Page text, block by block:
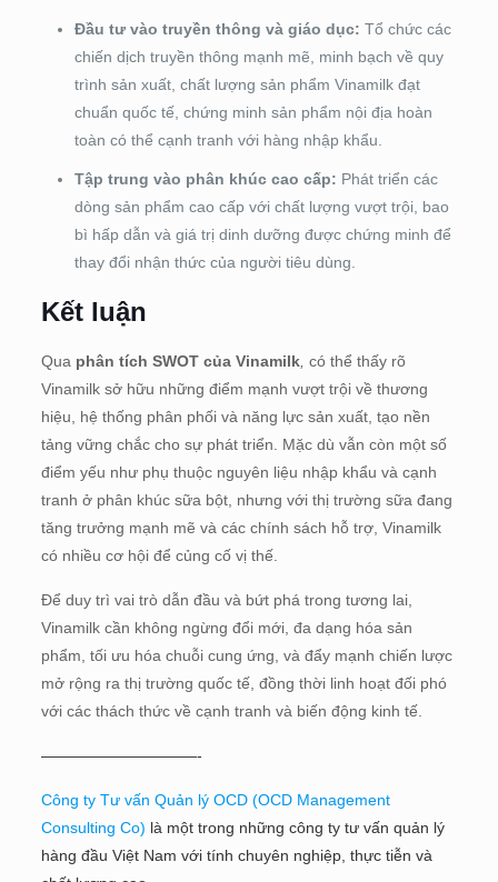
Đầu tư vào truyền thông và giáo dục: Tổ chức các
chiến dịch truyền thông mạnh mẽ, minh bạch về quy
trình sản xuất, chất lượng sản phẩm Vinamilk đạt
chuẩn quốc tế, chứng minh sản phẩm nội địa hoàn
toàn có thể cạnh tranh với hàng nhập khẩu.
Tập trung vào phân khúc cao cấp: Phát triển các
dòng sản phẩm cao cấp với chất lượng vượt trội, bao
bì hấp dẫn và giá trị dinh dưỡng được chứng minh để
thay đổi nhận thức của người tiêu dùng.
Kết luận
Qua phân tích SWOT của Vinamilk, có thể thấy rõ
Vinamilk sở hữu những điểm mạnh vượt trội về thương
hiệu, hệ thống phân phối và năng lực sản xuất, tạo nền
tảng vững chắc cho sự phát triển. Mặc dù vẫn còn một số
điểm yếu như phụ thuộc nguyên liệu nhập khẩu và cạnh
tranh ở phân khúc sữa bột, nhưng với thị trường sữa đang
tăng trưởng mạnh mẽ và các chính sách hỗ trợ, Vinamilk
có nhiều cơ hội để củng cố vị thế.
Để duy trì vai trò dẫn đầu và bứt phá trong tương lai,
Vinamilk cần không ngừng đổi mới, đa dạng hóa sản
phẩm, tối ưu hóa chuỗi cung ứng, và đẩy mạnh chiến lược
mở rộng ra thị trường quốc tế, đồng thời linh hoạt đối phó
với các thách thức về cạnh tranh và biến động kinh tế.
——————————-
Công ty Tư vấn Quản lý OCD (OCD Management
Consulting Co) là một trong những công ty tư vấn quản lý
hàng đầu Việt Nam với tính chuyên nghiệp, thực tiễn và